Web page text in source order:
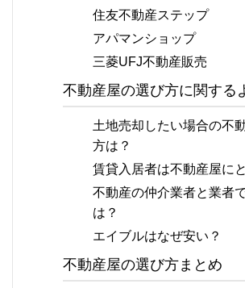
住友不動産ステップ
アパマンショップ
三菱UFJ不動産販売
不動産屋の選び方に関する
土地売却したい場合の不
方は？
賃貸入居者は不動産屋に
不動産の仲介業者と業者
は？
エイブルはなぜ安い？
不動産屋の選び方まとめ